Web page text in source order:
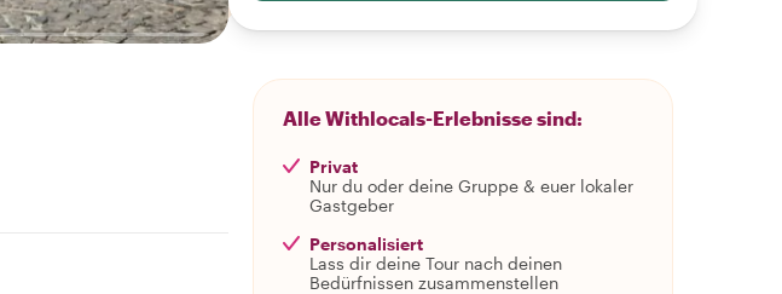
Alle Withlocals-Erlebnisse sind:
Privat
Nur du oder deine Gruppe & euer lokaler
Gastgeber
Personalisiert
Lass dir deine Tour nach deinen
Bedürfnissen zusammenstellen